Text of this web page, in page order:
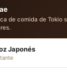
de comida de Tokio
Japonés